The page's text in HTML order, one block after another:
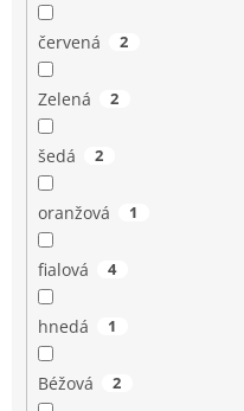
červená 2
Zelená 2
šedá 2
oranžová 1
fialová 4
hnedá 1
Béžová 2